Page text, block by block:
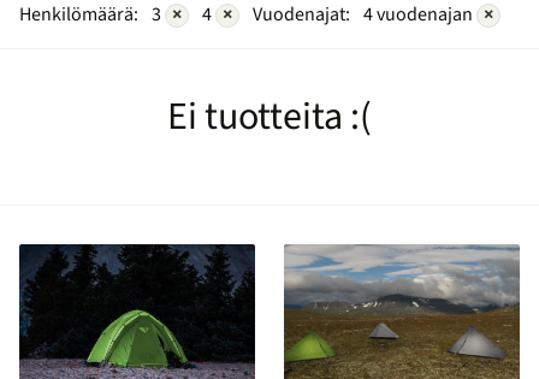
Henkilömäärä: 3 × 4 × Vuodenajat: 4 vuodenajan ×
Ei tuotteita :(